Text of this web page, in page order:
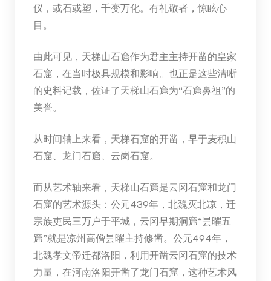
仪，或石或塑，千变万化。有礼敬者，惊眩心
目。
由此可见，天梯山石窟作为君主主持开凿的皇家
石窟，在当时极具规模和影响。也正是这些清晰
的史料记载，佐证了天梯山石窟为“石窟鼻祖”的
美誉。
从时间轴上来看，天梯石窟的开凿，早于麦积山
石窟、龙门石窟、云岗石窟。
而从艺术轴来看，天梯山石窟是云冈石窟和龙门
石窟的艺术源头：公元439年，北魏灭北凉，迁
宗族吏民三万户于平城，云冈早期洞窟“昙曜五
窟”就是凉州高僧昙曜主持修凿。公元494年，
北魏孝文帝迁都洛阳，利用开凿云冈石窟的技术
力量，在河南洛阳开凿了龙门石窟，这种艺术风